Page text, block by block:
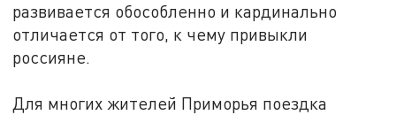
развивается обособленно и кардинально
отличается от того, к чему привыкли
россияне.
Для многих жителей Приморья поездка